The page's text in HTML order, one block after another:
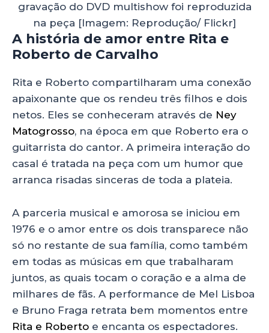
gravação do DVD multishow foi reproduzida
na peça [Imagem: Reprodução/ Flickr]
A história de amor entre Rita e
Roberto de Carvalho
Rita e Roberto compartilharam uma conexão
apaixonante que os rendeu três filhos e dois
netos. Eles se conheceram através de Ney
Matogrosso, na época em que Roberto era o
guitarrista do cantor. A primeira interação do
casal é tratada na peça com um humor que
arranca risadas sinceras de toda a plateia.
A parceria musical e amorosa se iniciou em
1976 e o amor entre os dois transparece não
só no restante de sua família, como também
em todas as músicas em que trabalharam
juntos, as quais tocam o coração e a alma de
milhares de fãs. A performance de Mel Lisboa
e Bruno Fraga retrata bem momentos entre
Rita e Roberto e encanta os espectadores.